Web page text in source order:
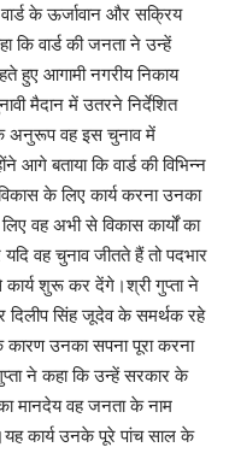
के ऊर्जावान और सक्रिय
कि वार्ड की जनता ने उन्हें
हुए आगामी नगरीय निकाय
मैदान में उतरने निर्देशित
के अनुरूप वह इस चुनाव में
बताया कि वार्ड की विभिन्न
के लिए कार्य करना उनका
वह अभी से विकास कार्यों का
वह चुनाव जीतते हैं तो पदभार
शुरू कर देंगे।श्री गुप्ता ने
दिलीप सिंह जूदेव के समर्थक रहे
कारण उनका सपना पूरा करना
ने कहा कि उन्हें सरकार के
मानदेय वह जनता के नाम
कार्य उनके पूरे पांच साल के